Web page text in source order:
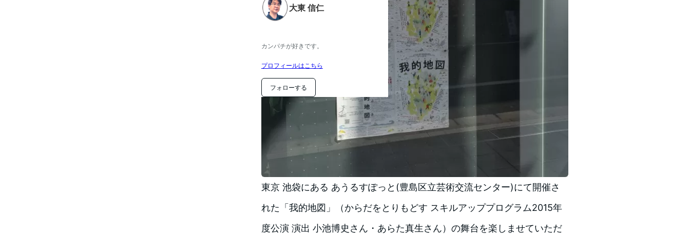
大東 信仁
カンパチが好きです。
プロフィールはこちら
フォローする
東京 池袋にある あうるすぽっと(豊島区立芸術交流センター)にて開催さ
れた「我的地図」（からだをとりもどす スキルアッププログラム2015年
度公演 演出 小池博史さん・あらた真生さん）の舞台を楽しませていただ